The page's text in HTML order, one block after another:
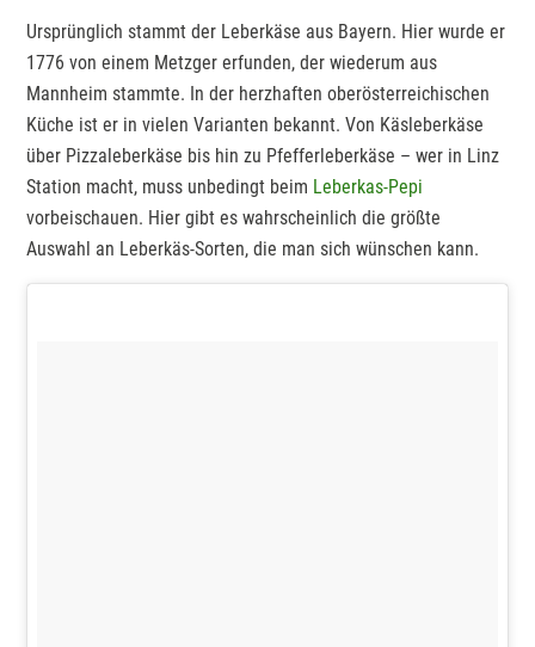
Ursprünglich stammt der Leberkäse aus Bayern. Hier wurde er
1776 von einem Metzger erfunden, der wiederum aus
Mannheim stammte. In der herzhaften oberösterreichischen
Küche ist er in vielen Varianten bekannt. Von Käsleberkäse
über Pizzaleberkäse bis hin zu Pfefferleberkäse – wer in Linz
Station macht, muss unbedingt beim Leberkas-Pepi
vorbeischauen. Hier gibt es wahrscheinlich die größte
Auswahl an Leberkäs-Sorten, die man sich wünschen kann.